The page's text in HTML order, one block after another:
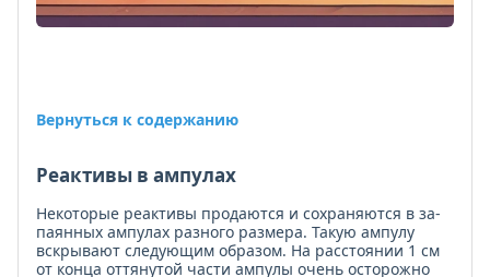
Вернуться к содержанию
Реактивы в ампулах
Некоторые реактивы продаются и сохраняются в за­
паянных ампулах разного размера. Такую ампулу
вскры­вают следующим образом. На расстоянии 1 см
от конца оттянутой части ампулы очень осторожно